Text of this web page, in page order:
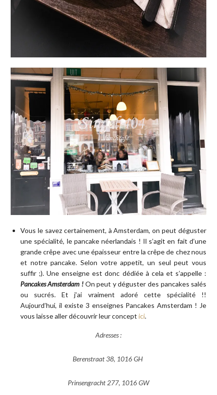
Vous le savez certainement, à Amsterdam, on peut déguster
une spécialité, le pancake néerlandais ! Il s’agit en fait d’une
grande crêpe avec une épaisseur entre la crêpe de chez nous
et notre pancake. Selon votre appetit, un seul peut vous
suffir ;). Une enseigne est donc dédiée à cela et s’appelle :
Pancakes Amsterdam !On peut y déguster des pancakes salés
ou sucrés. Et j’ai vraiment adoré cette spécialité !!
Aujourd’hui, il existe 3 enseignes Pancakes Amsterdam ! Je
vous laisse aller découvrir leur concept ici.
Adresses :
Berenstraat 38, 1016 GH
Prinsengracht 277, 1016 GW